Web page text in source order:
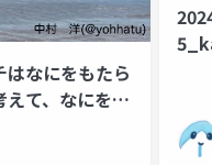
はなにをもたら
て、なにをし